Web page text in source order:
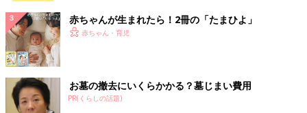
赤ちゃんが生まれたら！2冊の「たまひよ」
赤ちゃん・育児
お墓の撤去にいくらかかる？墓じまい費用
PR(くらしの話題)